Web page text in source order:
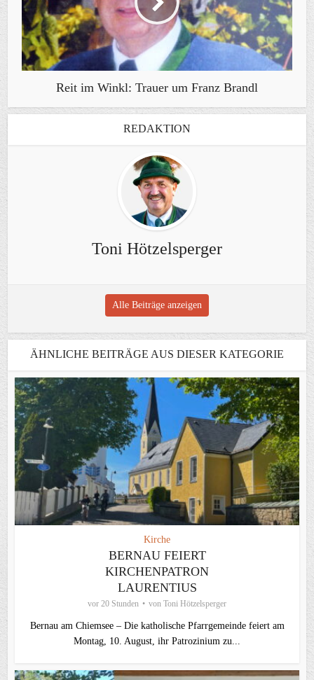
Reit im Winkl: Trauer um Franz Brandl
REDAKTION
Toni Hötzelsperger
Alle Beiträge anzeigen
ÄHNLICHE BEITRÄGE AUS DIESER KATEGORIE
Kirche
BERNAU FEIERT
KIRCHENPATRON
LAURENTIUS
vor 20 Stunden von Toni Hötzelsperger
Bernau am Chiemsee – Die katholische Pfarrgemeinde feiert am
Montag, 10. August, ihr Patrozinium zu...